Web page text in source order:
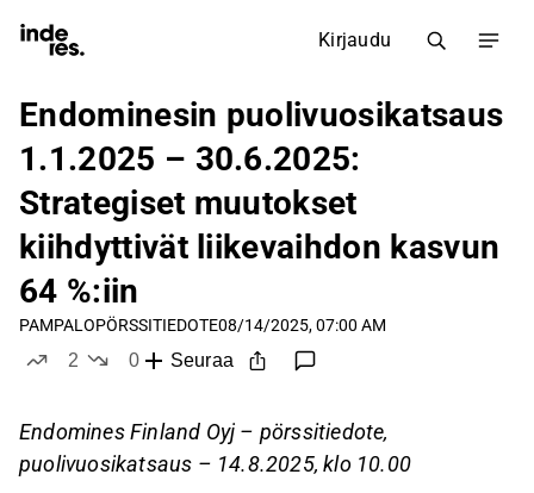
Kirjaudu
Endominesin puolivuosikatsaus
1.1.2025 – 30.6.2025:
Strategiset muutokset
kiihdyttivät liikevaihdon kasvun
64 %:iin
PAMPALOPÖRSSITIEDOTE08/14/2025, 07:00 AM
2
0
Seuraa
Endomines Finland Oyj – pörssitiedote,
puolivuosikatsaus – 14.8.2025, klo 10.00